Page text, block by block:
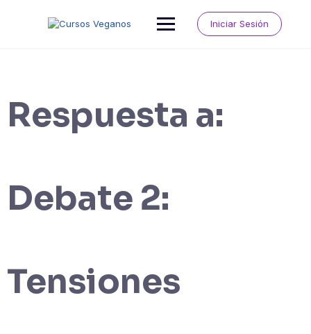
Iniciar Sesión
Respuesta a:
Debate 2:
Tensiones